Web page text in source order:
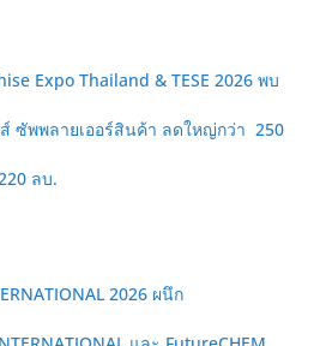
Expo Thailand & TESE 2026 พบ
ซัพพลายเออร์สินค้า ลดใหญ่กว่า 250
ลบ.
2026 ผนึก